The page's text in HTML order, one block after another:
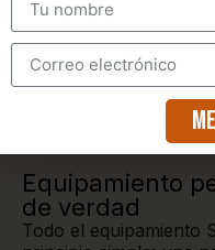
Equipamiento
de verdad
Todo el equipamiento